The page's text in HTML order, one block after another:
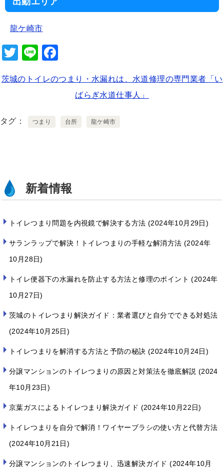
龍ケ崎市
T
tt
Li
e c
b
茨城のトイレのつまり・水漏れは、水道修理の専門業者「い
ばらぎ水道仕事人」
タグ つまり 台所 龍ケ崎市
新着情報
トイレつまり問題を内視鏡で解決する方法 2024年10月29日
サランラップで解決！トイレつまりの手軽な解消方法
2024年
10月28日
トイレ便器下の水漏れを防止する方法と修理のポイント 2024年
10月27日
茨城のトイレつまり解決ガイド：業者選びと自分でできる対処法
2024年10月25日
トイレつまりを解消する方法と予防の秘訣 2024年10月24日
分譲マンションのトイレつまりの原因と対策法を徹底解説
2024
年10月23日
京葉ガスによるトイレつまり解決ガイド 2024年10月22日
トイレつまりを自分で解消！ワイヤーブラシの使い方と代替方法
2024年10月21日
分譲マンションのトイレつまり、迅速解決ガイド 2024年10月